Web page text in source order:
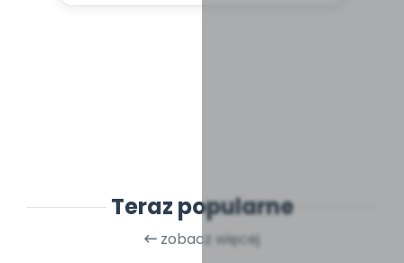
Teraz popularne
zobacz więcej